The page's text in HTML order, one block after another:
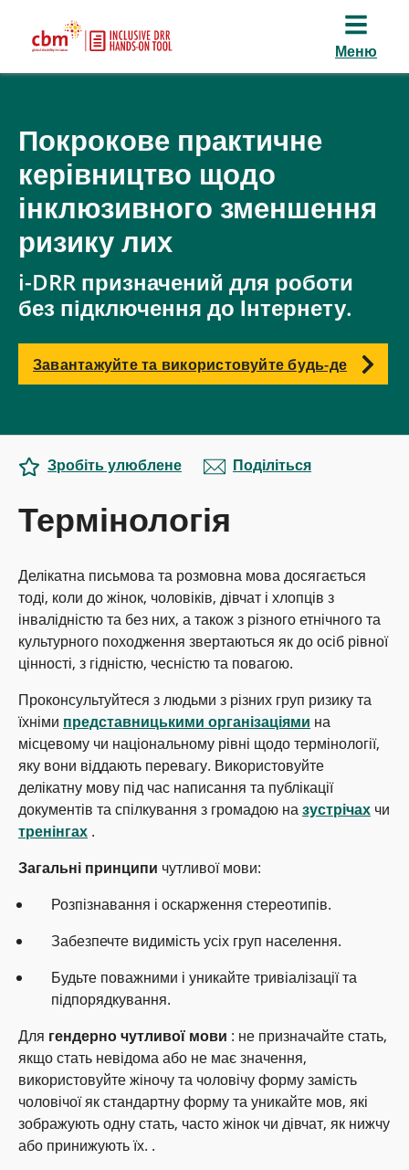
Меню
Покрокове практичне
керівництво щодо
інклюзивного зменшення
ризику лих
i-DRR призначений для роботи
без підключення до Інтернету.
Завантажуйте та використовуйте будь-де
Термінологія
Зробіть улюблене Поділіться
Делікатна письмова та розмовна мова досягається
тоді, коли до жінок, чоловіків, дівчат і хлопців з
інвалідністю та без них, а також з різного етнічного та
культурного походження звертаються як до осіб рівної
цінності, з гідністю, чесністю та повагою.
Проконсультуйтеся з людьми з різних груп ризику та
їхніми представницькими організаціями на
місцевому чи національному рівні щодо термінології,
яку вони віддають перевагу. Використовуйте
делікатну мову під час написання та публікації
документів та спілкування з громадою назустрічах чи
тренінгах .
Загальні принципи чутливої мови:
Розпізнавання і оскарження стереотипів.
Забезпечте видимість усіх груп населення.
Будьте поважними і уникайте тривіалізації та
підпорядкування.
Для гендерно чутливої мови : не призначайте стать,
якщо стать невідома або не має значення,
використовуйте жіночу та чоловічу форму замість
чоловічої як стандартну форму та уникайте мов, які
зображують одну стать, часто жінок чи дівчат, як нижчу
або принижують їх. .